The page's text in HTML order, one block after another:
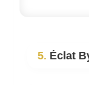
5. Éclat